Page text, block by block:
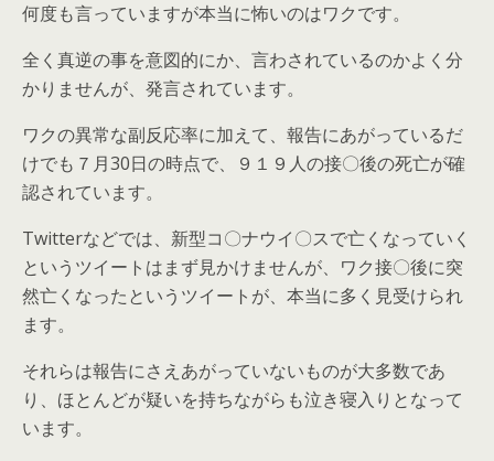
何度も言っていますが本当に怖いのはワクです。
全く真逆の事を意図的にか、言わされているのかよく分
かりませんが、発言されています。
ワクの異常な副反応率に加えて、報告にあがっているだ
けでも７月30日の時点で、９１９人の接〇後の死亡が確
認されています。
Twitterなどでは、新型コ〇ナウイ〇スで亡くなっていく
というツイートはまず見かけませんが、ワク接〇後に突
然亡くなったというツイートが、本当に多く見受けられ
ます。
それらは報告にさえあがっていないものが大多数であ
り、ほとんどが疑いを持ちながらも泣き寝入りとなって
います。